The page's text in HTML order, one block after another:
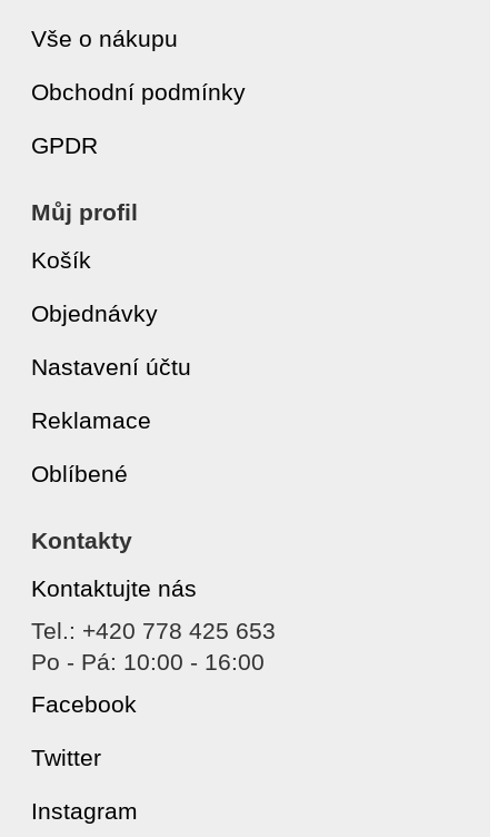
Vše o nákupu
Obchodní podmínky
GPDR
Můj profil
Košík
Objednávky
Nastavení účtu
Reklamace
Oblíbené
Kontakty
Kontaktujte nás
Tel.: +420 778 425 653
Po - Pá: 10:00 - 16:00
Facebook
Twitter
Instagram